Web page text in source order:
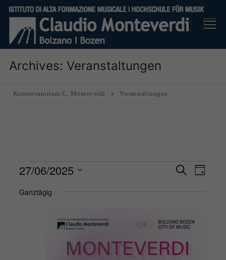
Skip
content
Archives: Veranstaltungen
Konservatorium C. Monteverdi Veranstaltungen
Veranstaltungen
für
Suche
Tag
27/06/2025
Ganztägig